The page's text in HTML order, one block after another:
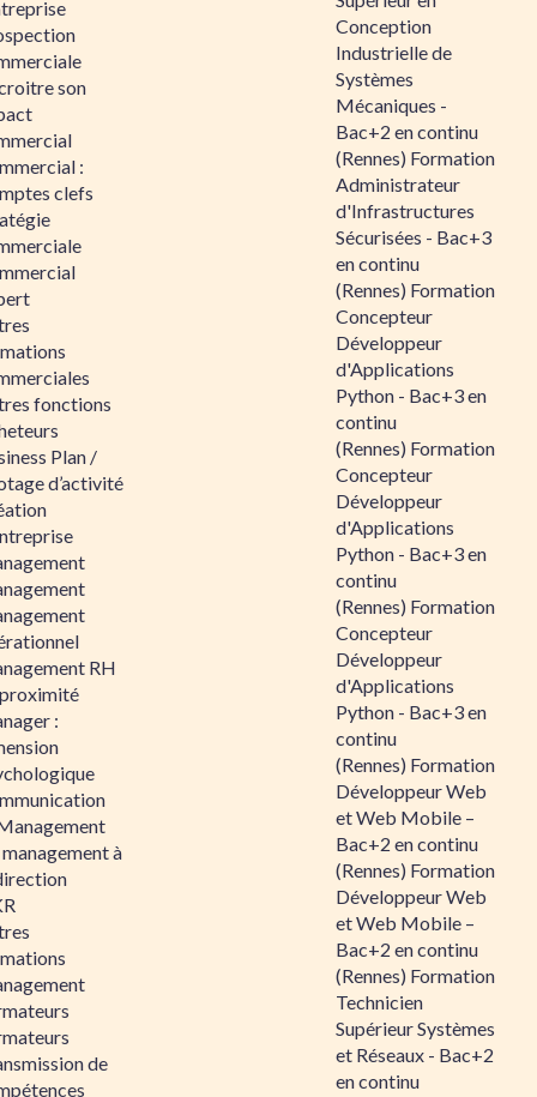
son
:
clefs
fonctions
Plan /
d’activité
RH
:
à
de
Conception
Industrielle de
Systèmes
Mécaniques -
Bac+2 en continu
(Rennes) Formation
Administrateur
d'Infrastructures
Sécurisées - Bac+3
en continu
(Rennes) Formation
Concepteur
Développeur
d'Applications
Python - Bac+3 en
continu
(Rennes) Formation
Concepteur
Développeur
d'Applications
Python - Bac+3 en
continu
(Rennes) Formation
Concepteur
Développeur
d'Applications
Python - Bac+3 en
continu
(Rennes) Formation
Développeur Web
et Web Mobile –
Bac+2 en continu
(Rennes) Formation
Développeur Web
et Web Mobile –
Bac+2 en continu
(Rennes) Formation
Technicien
Supérieur Systèmes
et Réseaux - Bac+2
en continu